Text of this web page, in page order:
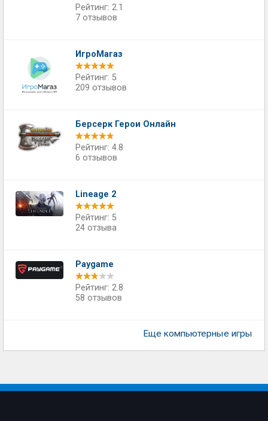
Рейтинг: 2.1
7 отзывов
ИгроМагаз
Рейтинг: 5
209 отзывов
Берсерк Герои Онлайн
Рейтинг: 4.8
6 отзывов
Lineage 2
Рейтинг: 5
24 отзыва
Paygame
Рейтинг: 2.8
58 отзывов
Еще компьютерные игры